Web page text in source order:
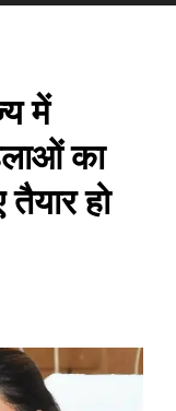
में
का
हो